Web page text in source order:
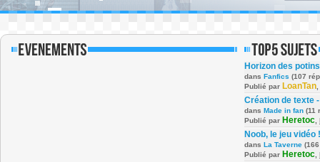
Horizon des potins
dans Fanfics (107
Publié par LoanTan
Création de texte
dans Made in fan (11
Publié par Heretoc
Noob, le jeu vidéo !
dans La Taverne
Publié par Heretoc